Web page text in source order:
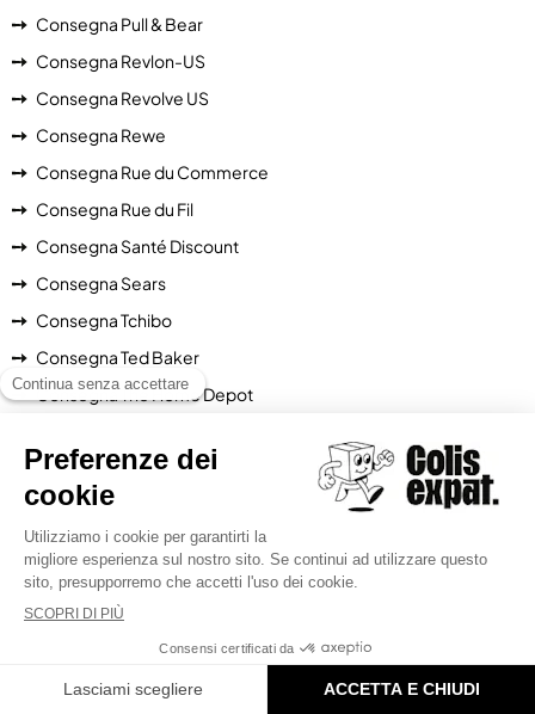
Consegna Pull & Bear
Consegna Revlon-US
Consegna Revolve US
Consegna Rewe
Consegna Rue du Commerce
Consegna Rue du Fil
Consegna Santé Discount
Consegna Sears
Consegna Tchibo
Consegna Ted Baker
Consegna The Home Depot
Consegna The Kooples
Consegna Too Faced
Consegna Total life changes
Consegna Toys 'R' Us
Consegna Ubaldi
Consegna Uniqlo